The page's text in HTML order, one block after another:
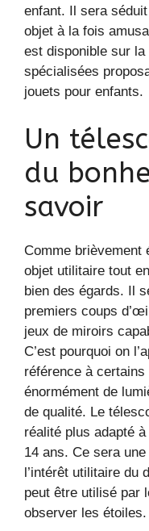
enfant. Il sera
objet à la fois
est disponible sur
spécialisées
jouets pour enfants.
Un
du
savoir
Comme brièvement
objet utilitaire tout
bien des égards. Il
premiers coups
jeux de miroirs
C’est pourquoi on
référence à
énormément de
de qualité. Le
réalité plus adapté
14 ans. Ce sera
l’intérêt utilitaire du
peut être utilisé par
observer les étoiles.